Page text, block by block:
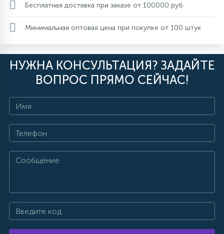
Бесплатная доставка при заказе от 100000 руб.
Минимальная оптовая цена при покупке от 100 штук
НУЖНА КОНСУЛЬТАЦИЯ? ЗАДАЙТЕ
ВОПРОС ПРЯМО СЕЙЧАС!